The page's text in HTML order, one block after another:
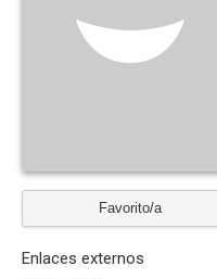
Favorito/a
Enlaces externos